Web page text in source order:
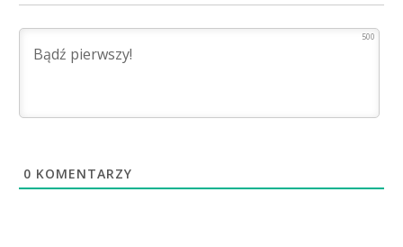
500
0 KOMENTARZY